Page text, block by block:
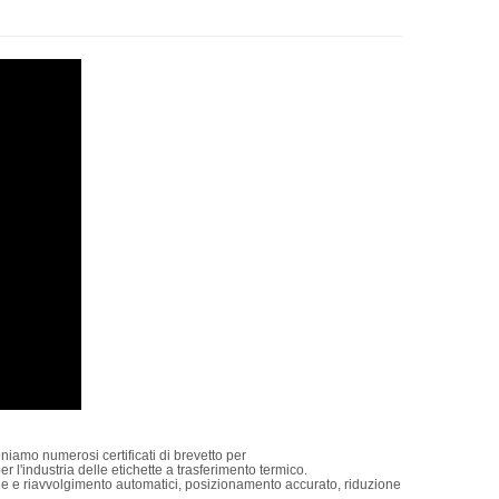
numerosi certificati di brevetto per
l'industria delle etichette a trasferimento termico.
e riavvolgimento automatici, posizionamento accurato, riduzione